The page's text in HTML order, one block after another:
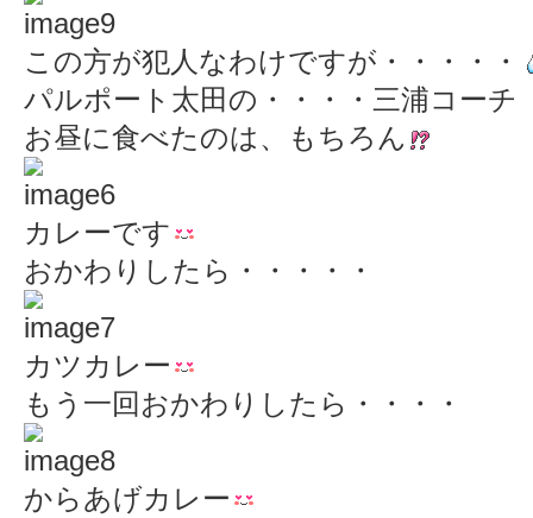
この方が犯人なわけですが・・・・・
パルポート太田の・・・・三浦コーチ
お昼に食べたのは、もちろん
カレーです
おかわりしたら・・・・・
カツカレー
もう一回おかわりしたら・・・・
からあげカレー